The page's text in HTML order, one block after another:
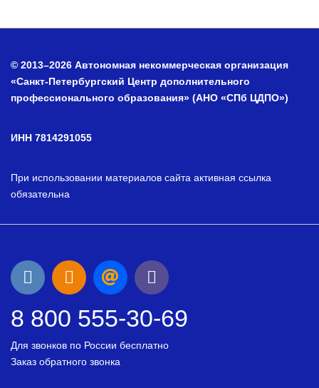
© 2013–2026 Автономная некоммерческая организация
«Санкт-Петербургский Центр дополнительного
профессионального образования» (АНО «СПб ЦДПО»)
ИНН 7814291055
При использовании материалов сайта активная ссылка
обязательна
8 800 555-30-69
Для звонков по России бесплатно
Заказ обратного звонка